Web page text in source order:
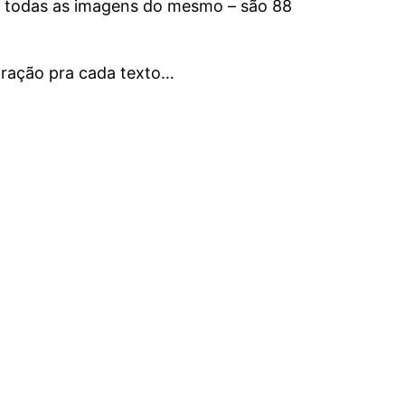
as imagens do mesmo – são 88
pra cada texto…